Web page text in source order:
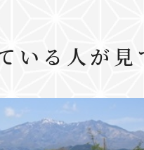
いる人が